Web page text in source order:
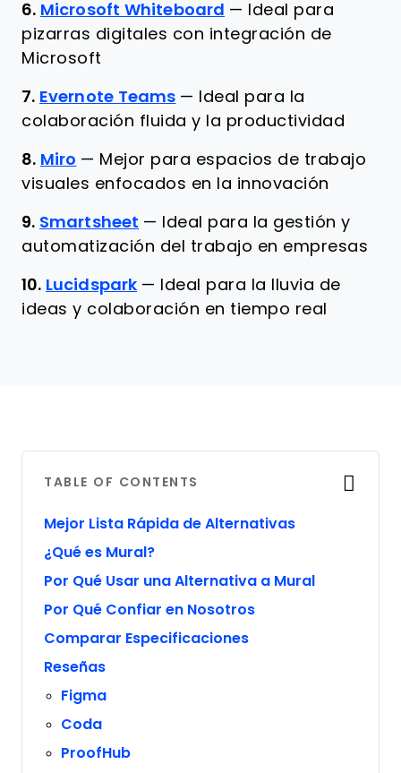
6. Microsoft Whiteboard —
Ideal para
pizarras digitales con integración de
Microsoft
7. Evernote Teams —
Ideal para la
colaboración fluida y la productividad
8. Miro — Mejor para espacios de trabajo
visuales enfocados en la innovación
9. Smartsheet —
Ideal para la gestión y
automatización del trabajo en empresas
10. Lucidspark —
Ideal para la lluvia de
ideas y colaboración en tiempo real
TABLE OF CONTENTS
Mejor Lista Rápida de Alternativas
¿Qué es Mural?
Por Qué Usar una Alternativa a Mural
Por Qué Confiar en Nosotros
Comparar Especificaciones
Reseñas
Figma
Coda
ProofHub